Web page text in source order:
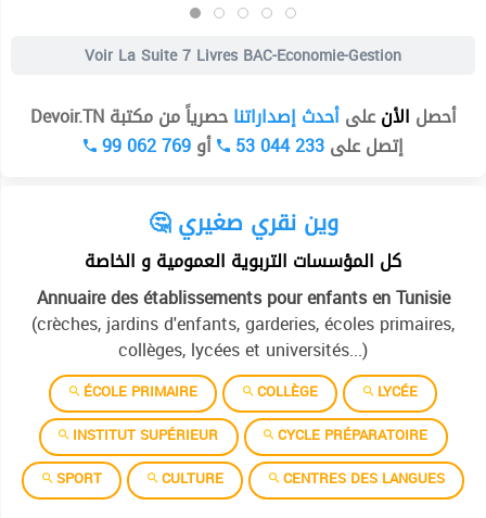
Voir La Suite7 Livres BAC-Economie-Gestion
أحصل الأنعلىأحدث إصداراتناحصرياً من مكتبة Devoir.TN
إتصل على53 044 233 أو99 062 769
🤔 وين نقري صغيري
كل المؤسسات التربوية العمومية و الخاصة
Annuaire des établissements pour enfants en Tunisie
(crèches, jardins d'enfants, garderies, écoles primaires,
collèges, lycées et universités...)
ÉCOLE PRIMAIRE COLLÈGE
LYCÉE
INSTITUT SUPÉRIEUR
CYCLE PRÉPARATOIRE
SPORT
CULTURE CENTRES DES LANGUES